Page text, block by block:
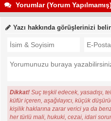
Yorumlar (Yorum Yapılmamış)
Yazı hakkında görüşlerinizi
Dikkat! Suç teşkil edecek, yasadışı,
küfür içeren, aşağılayıcı, küçük
kişilik haklarına zarar verici ya da
her türlü mali, hukuki, cezai, idari